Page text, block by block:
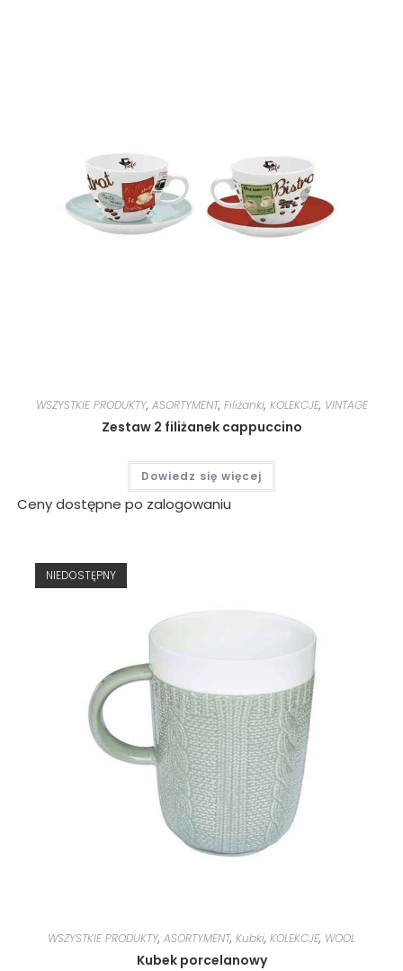
WSZYSTKIE PRODUKTY, ASORTYMENT, Filiżanki, KOLEKCJE, VINTAGE
Zestaw 2 filiżanek cappuccino
Dowiedz się więcej
Ceny dostępne po zalogowaniu
NIEDOSTĘPNY
WSZYSTKIE PRODUKTY, ASORTYMENT, Kubki, KOLEKCJE, WOOL
Kubek porcelanowy